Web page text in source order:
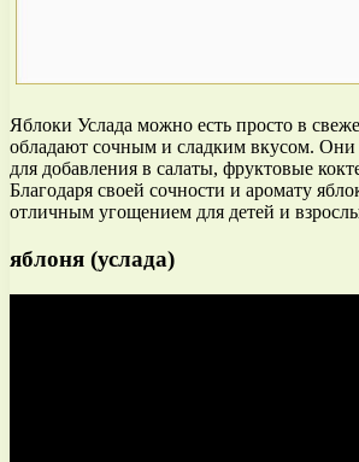
Яблоки Услада можно есть просто в
обладают сочным и сладким вкусом. Они
для добавления в салаты, фруктовые
Благодаря своей сочности и аромату
отличным угощением для детей и
яблоня (услада)